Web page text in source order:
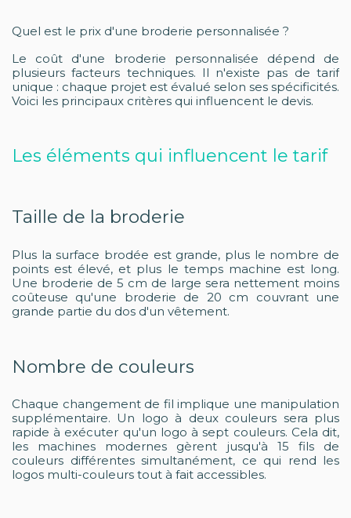
Quel est le prix d'une broderie personnalisée ?
Le coût d'une broderie personnalisée dépend de
plusieurs facteurs techniques. Il n'existe pas de tarif
unique : chaque projet est évalué selon ses spécificités.
Voici les principaux critères qui influencent le devis.
Les éléments qui influencent le tarif
Taille de la broderie
Plus la surface brodée est grande, plus le nombre de
points est élevé, et plus le temps machine est long.
Une broderie de 5 cm de large sera nettement moins
coûteuse qu'une broderie de 20 cm couvrant une
grande partie du dos d'un vêtement.
Nombre de couleurs
Chaque changement de fil implique une manipulation
supplémentaire. Un logo à deux couleurs sera plus
rapide à exécuter qu'un logo à sept couleurs. Cela dit,
les machines modernes gèrent jusqu'à 15 fils de
couleurs différentes simultanément, ce qui rend les
logos multi-couleurs tout à fait accessibles.